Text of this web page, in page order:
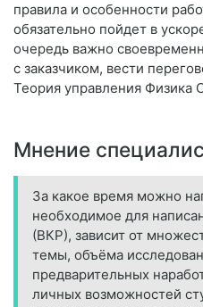
правила и особенности
обязательно пойдет в
очередь важно
с заказчиком, вести
Теория управления Физика
Мнение
За какое время можно
необходимое для
(ВКР), зависит от
темы, объёма
предварительных
личных возможностей